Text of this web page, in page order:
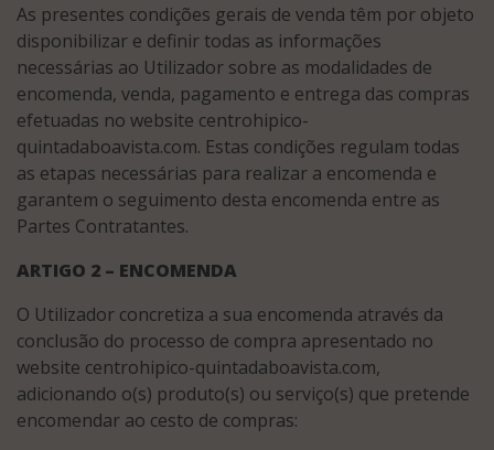
As presentes condições gerais de venda têm por objeto
disponibilizar e definir todas as informações
necessárias ao Utilizador sobre as modalidades de
encomenda, venda, pagamento e entrega das compras
efetuadas no website centrohipico-
quintadaboavista.com. Estas condições regulam todas
as etapas necessárias para realizar a encomenda e
garantem o seguimento desta encomenda entre as
Partes Contratantes.
ARTIGO 2 – ENCOMENDA
O Utilizador concretiza a sua encomenda através da
conclusão do processo de compra apresentado no
website centrohipico-quintadaboavista.com,
adicionando o(s) produto(s) ou serviço(s) que pretende
encomendar ao cesto de compras: